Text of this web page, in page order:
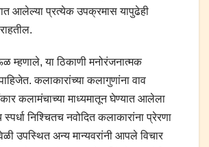
आलेल्या प्रत्येक उपक्रमास यापुढेही
म्हणाले, या ठिकाणी मनोरंजनात्मक
कलाकारांच्या कलागुणांना वाव
कलामंचाच्या माध्यमातून घेण्यात आलेला
स्पर्धा निश्चितच नवोदित कलाकारांना प्रेरणा
उपस्थित अन्य मान्यवरांनी आपले विचार